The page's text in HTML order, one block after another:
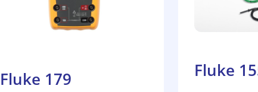
Fluke 179 Fluke